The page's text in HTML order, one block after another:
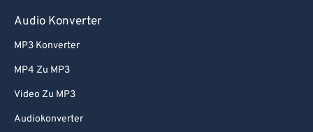
Audio Konverter
MP3 Konverter
MP4 Zu MP3
Video Zu MP3
Audiokonverter